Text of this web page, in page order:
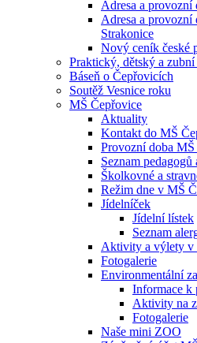
Adresa a provozní
Adresa a provozní
Strakonice
Nový ceník české
Praktický, dětský a
Báseň o Čepřovicích
Soutěž Vesnice roku
MŠ Čepřovice
Aktuality
Kontakt do MŠ
Provozní doba
Seznam
Školkovné a
Režim dne v MŠ
Jídelníček
Jídelní lístek
Seznam
Aktivity a výlety v
Fotogalerie
Environmentální
Informace k
Aktivity na
Fotogalerie
Naše mini ZOO